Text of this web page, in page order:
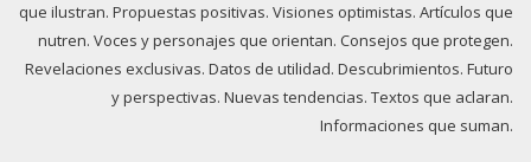
que ilustran. Propuestas positivas. Visiones optimistas. Artículos que
nutren. Voces y personajes que orientan. Consejos que protegen.
Revelaciones exclusivas. Datos de utilidad. Descubrimientos. Futuro
y perspectivas. Nuevas tendencias. Textos que aclaran.
Informaciones que suman.